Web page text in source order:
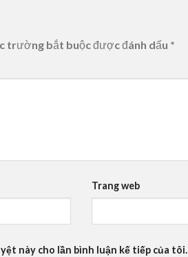
trường bắt buộc được đánh dấu *
Trang web
này cho lần bình luận kế tiếp của tôi.